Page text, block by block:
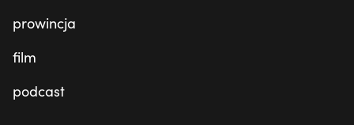
prowincja
film
podcast